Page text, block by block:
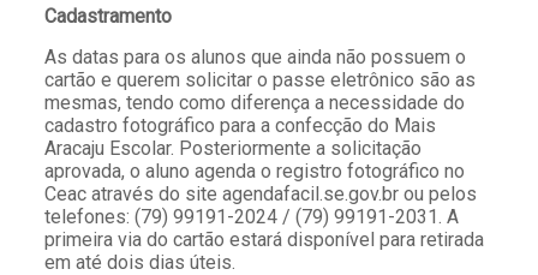
Cadastramento
As datas para os alunos que ainda não possuem o
cartão e querem solicitar o passe eletrônico são as
mesmas, tendo como diferença a necessidade do
cadastro fotográfico para a confecção do Mais
Aracaju Escolar. Posteriormente a solicitação
aprovada, o aluno agenda o registro fotográfico no
Ceac através do site agendafacil.se.gov.br ou pelos
telefones: (79) 99191-2024 / (79) 99191-2031. A
primeira via do cartão estará disponível para retirada
em até dois dias úteis.